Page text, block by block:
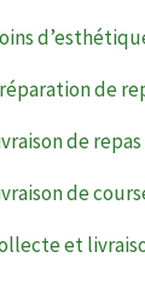
de
de
de
et